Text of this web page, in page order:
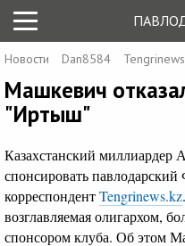
Новости Dan8584
Машкевич
"Иртыш"
Казахстанский миллиардер
спонсировать
корреспондентTengrinews.kz
возглавляемая олигархом,
спонсором клуба. Об этом